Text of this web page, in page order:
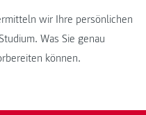
wir Ihre persönlichen
Was Sie genau
können.